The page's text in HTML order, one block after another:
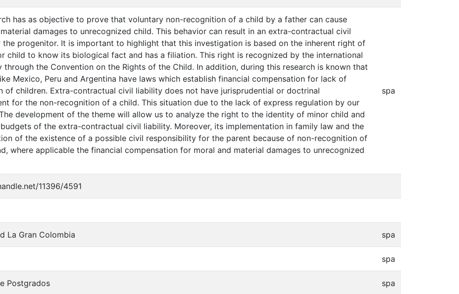
has as objective to prove that voluntary non-recognition of a child by a father can cause
damages to unrecognized child. This behavior can result in an extra-contractual civil
progenitor. It is important to highlight that this investigation is based on the inherent right of
child to know its biological fact and has a filiation. This right is recognized by the international
through the Convention on the Rights of the Child. In addition, during this research is known that
Mexico, Peru and Argentina have laws which establish financial compensation for lack of
of children. Extra-contractual civil liability does not have jurisprudential or doctrinal
for the non-recognition of a child. This situation due to the lack of express regulation by our
development of the theme will allow us to analyze the right to the identity of minor child and
of the extra-contractual civil liability. Moreover, its implementation in family law and the
of the existence of a possible civil responsibility for the parent because of non-recognition of
where applicable the financial compensation for moral and material damages to unrecognized
spa
11396/4591
La Gran Colombia spa
spa
Postgrados spa